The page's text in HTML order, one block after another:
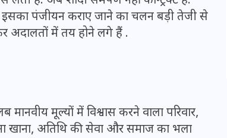
इसका पंजीयन कराए जाने का चलन बड़ी तेजी से
अदालतों में तय होने लगे हैं .
मूल्यों में विश्वास करने वाला परिवार,
खाना, अतिथि की सेवा और समाज का भला
बंपर भर्ती का विज्ञापन जारी,
कब से शुरू होंगे आवेदन